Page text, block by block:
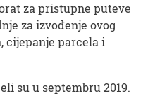
za pristupne puteve
za izvođenje ovog
cijepanje parcela i
su u septembru 2019.